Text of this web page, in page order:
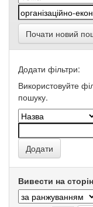
Почати новий
Додати фільтри:
Використовуйте
пошуку.
Вивести на